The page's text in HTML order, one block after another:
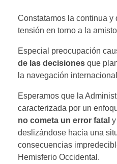
Constatamos la continua
tensión en torno a la
Especial preocupación
de las decisiones que
la navegación
Esperamos que la
caracterizada por un
no cometa un error fatal
deslizándose hacia una
consecuencias
Hemisferio Occidental.